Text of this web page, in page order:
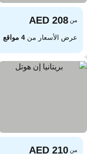
من
عرض الأسعار من4 مواقع
من